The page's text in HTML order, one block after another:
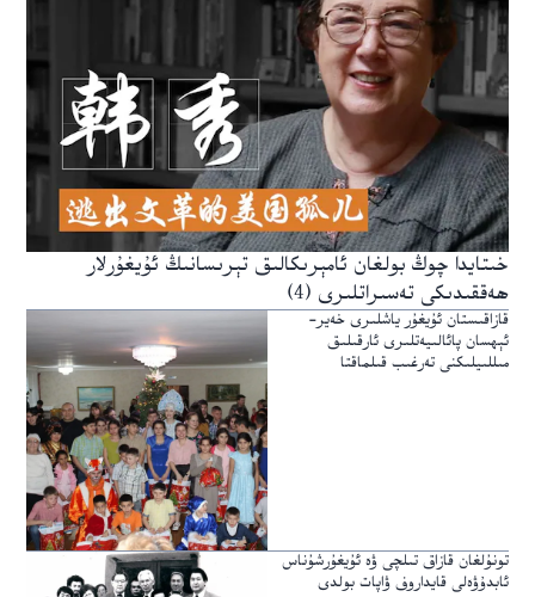
خىتايدا چوڭ بولغان ئامېرىكالىق تېرىسانىڭ ئۇيغۇرلار
ھەققىدىكى تەسىراتلىرى (4)
قازاقىستان ئۇيغۇر ياشلىرى خەير-
ئېھسان پائالىيەتلىرى ئارقىلىق
مىللىيلىكنى تەرغىب قىلماقتا
تونۇلغان قازاق تىلچى ۋە ئۇيغۇرشۇناس
ئابدۇۋەلى قايداروف ۋاپات بولدى